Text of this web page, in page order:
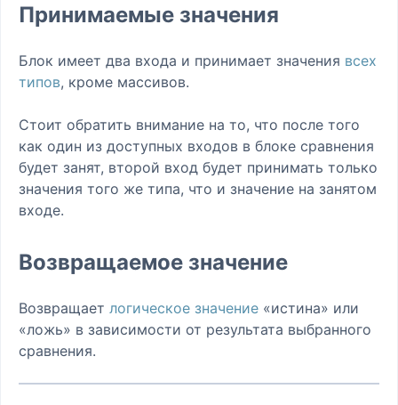
Принимаемые значения
Блок имеет два входа и принимает значения всех
типов, кроме массивов.
Стоит обратить внимание на то, что после того
как один из доступных входов в блоке сравнения
будет занят, второй вход будет принимать только
значения того же типа, что и значение на занятом
входе.
Возвращаемое значение
Возвращает логическое значение «истина» или
«ложь» в зависимости от результата выбранного
сравнения.